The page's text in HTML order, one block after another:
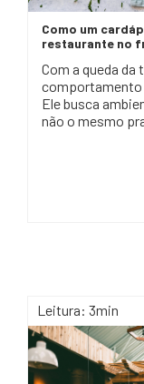
Como um
restaurante no
Com a queda
comportamento
Ele busca
não o mesmo
Leitura: 3min